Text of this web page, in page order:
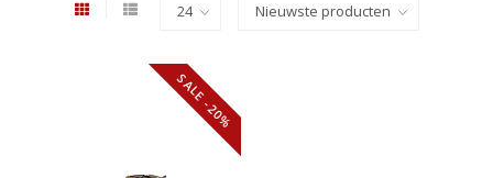
SALE -20%